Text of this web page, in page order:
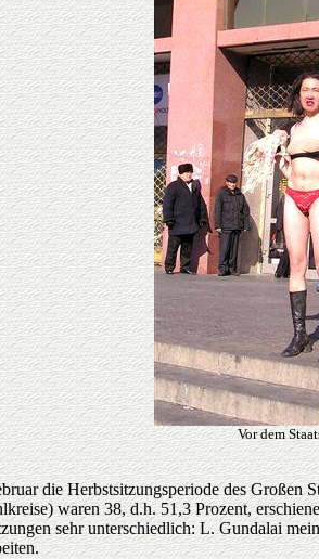
Vor dem
die Herbstsitzungsperiode des Großen
waren 38, d.h. 51,3 Prozent,
sehr unterschiedlich: L. Gundalai